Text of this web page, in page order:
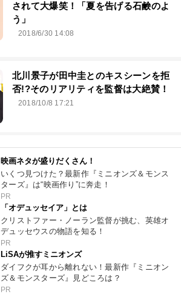
されて大爆笑！「夏を告げる石鹸のよ
う」
2018/6/30 14:08
北川景子が田中圭とのキスシーンを拒
否!?そのリアリティを監督は大絶賛！
2018/10/8 17:21
映画ネタが盛りだくさん！
いくつ見つけた？最新作『ミニオンズ＆モンス
ターズ』は“映画作り”に奔走！
PR
「オデュッセイア」とは
クリストファー・ノーラン監督が挑む、英雄オ
デュッセウスの物語を知る！
PR
LiSAが推すミニオンズ
ダイフクが耳から離れない！最新作『ミニオン
ズ＆モンスターズ』見どころは？
PR